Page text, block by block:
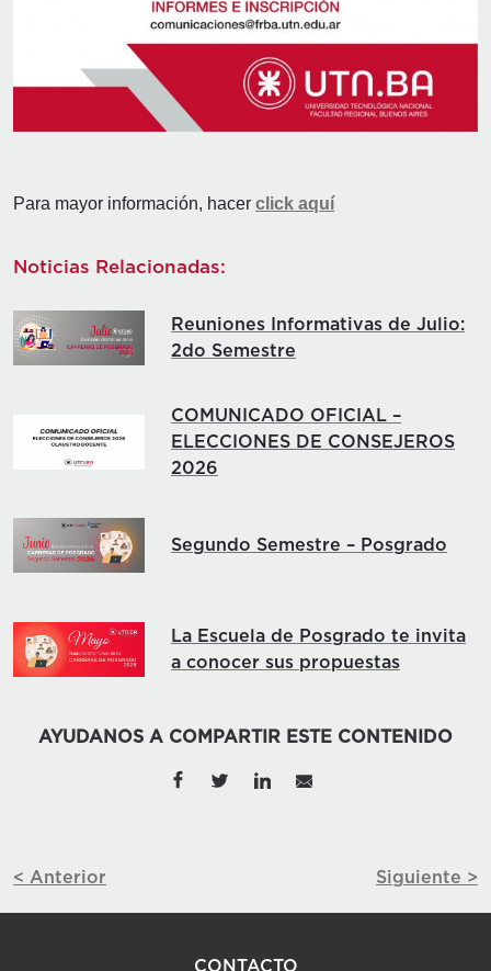
Para mayor información, hacer click aquí
Noticias Relacionadas:
Reuniones Informativas de Julio:
2do Semestre
COMUNICADO OFICIAL –
ELECCIONES DE CONSEJEROS
2026
Segundo Semestre – Posgrado
La Escuela de Posgrado te invita
a conocer sus propuestas
AYUDANOS A COMPARTIR ESTE CONTENIDO
< Anterior Siguiente >
CONTACTO